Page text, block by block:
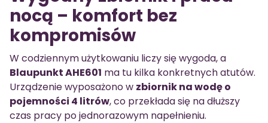
nocą – komfort bez
kompromisów
W codziennym użytkowaniu liczy się wygoda, a
Blaupunkt AHE601 ma tu kilka konkretnych atutów.
Urządzenie wyposażono w zbiornik na wodę o
pojemności 4 litrów, co przekłada się na dłuższy
czas pracy po jednorazowym napełnieniu.